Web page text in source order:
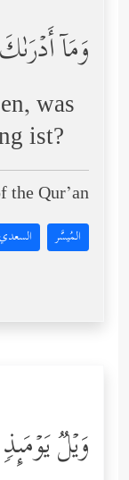
وَمَاۤ
was
ist?
Qur’an:
المُيسَّر السعدي
وَیۡلࣱ